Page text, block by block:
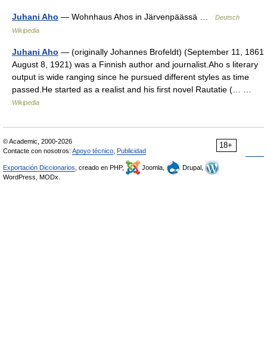
Juhani Aho — Wohnhaus Ahos in Järvenpäässä …
Deutsch
Wikipedia
Juhani Aho — (originally Johannes Brofeldt) (September 11, 1861
August 8, 1921) was a Finnish author and journalist.Aho s literary
output is wide ranging since he pursued different styles as time
passed.He started as a realist and his first novel Rautatie (… …
Wikipedia
18+
© Academic, 2000-2026
Contacte con nosotros: Apoyo técnico Publicidad
Exportación Diccionarios , creado en PHP, Joomla,
Drupal,
WordPress, MODx.